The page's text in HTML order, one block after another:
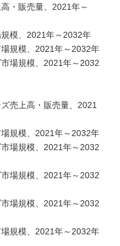
・販売量、2021年～
模、2021年～2032年
規模、2021年～2032年
場規模、2021年～2032
売上高・販売量、2021
規模、2021年～2032年
場規模、2021年～2032
場規模、2021年～2032
場規模、2021年～2032
規模、2021年～2032年